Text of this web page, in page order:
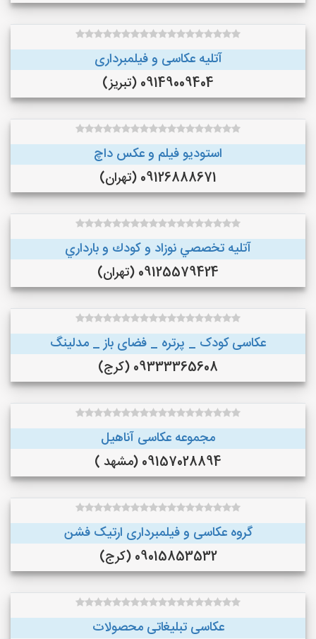
آتلیه عکاسی و فیلمبرداری
09149009404 (تبریز)
استودیو فیلم و عکس داچ
09126888671 (تهران)
آتليه تخصصي نوزاد و كودك و بارداري
09125579424 (تهران)
عکاسی کودک _ پرتره _ فضای باز _ مدلینگ
09333365608 (کرج)
مجموعه عکاسی آناهیل
09157028894 (مشهد )
گروه عکاسی و فیلمبرداری ارتیک فشن
09015853532 (کرج)
عکاسی تبلیغاتی محصولات